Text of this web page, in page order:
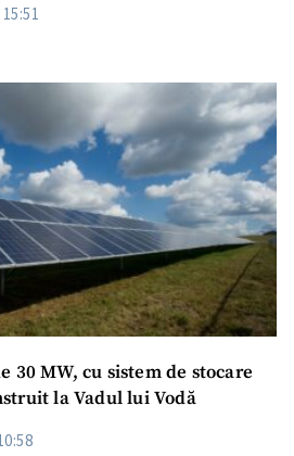
30 MW, cu sistem de stocare
la Vadul lui Vodă